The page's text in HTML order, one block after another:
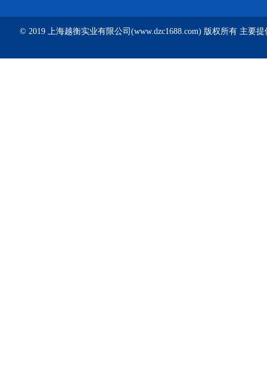
© 2019 上海越衡实业有限公司(www.dzc1688.com) 版权所有 主要提